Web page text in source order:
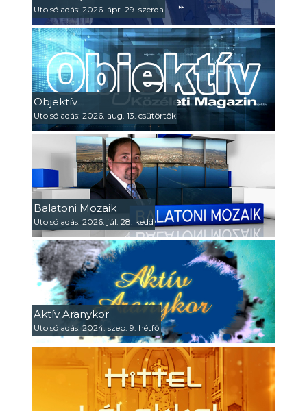
Utolsó adás: 2026. ápr. 29. szerda
Objektív
Utolsó adás: 2026. aug. 13. csütörtök
Balatoni Mozaik
Utolsó adás: 2026. júl. 28. kedd
Aktív Aranykor
Utolsó adás: 2024. szep. 9. hétfő